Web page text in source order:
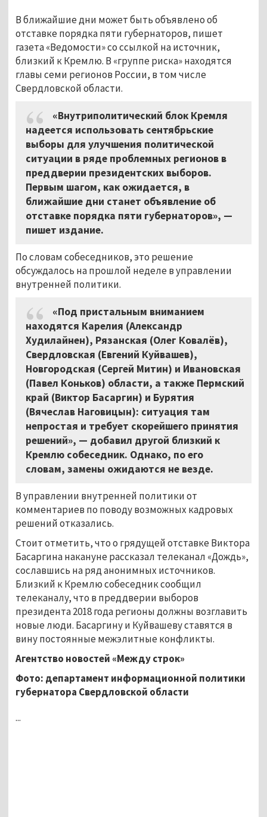
В ближайшие дни может быть объявлено об
отставке порядка пяти губернаторов, пишет
газета «Ведомости» со ссылкой на источник,
близкий к Кремлю. В «группе риска» находятся
главы семи регионов России, в том числе
Свердловской области.
«Внутриполитический блок Кремля
надеется использовать сентябрьские
выборы для улучшения политической
ситуации в ряде проблемных регионов в
преддверии президентских выборов.
Первым шагом, как ожидается, в
ближайшие дни станет объявление об
отставке порядка пяти губернаторов», —
пишет издание.
По словам собеседников, это решение
обсуждалось на прошлой неделе в управлении
внутренней политики.
«Под пристальным вниманием
находятся Карелия (Александр
Худилайнен), Рязанская (Олег Ковалёв),
Свердловская (Евгений Куйвашев),
Новгородская (Сергей Митин) и Ивановская
(Павел Коньков) области, а также Пермский
край (Виктор Басаргин) и Бурятия
(Вячеслав Наговицын): ситуация там
непростая и требует скорейшего принятия
решений», — добавил другой близкий к
Кремлю собеседник. Однако, по его
словам, замены ожидаются не везде.
В управлении внутренней политики от
комментариев по поводу возможных кадровых
решений отказались.
Стоит отметить, что о грядущей отставке Виктора
Басаргина накануне рассказал телеканал «Дождь»,
сославшись на ряд анонимных источников.
Близкий к Кремлю собеседник сообщил
телеканалу, что в преддверии выборов
президента 2018 года регионы должны возглавить
новые люди. Басаргину и Куйвашеву ставятся в
вину постоянные межэлитные конфликты.
Агентство новостей «Между строк»
Фото: департамент информационной политики
губернатора Свердловской области
...